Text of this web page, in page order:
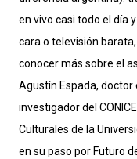
en vivo casi todo el día
cara o televisión
conocer más sobre el
Agustín Espada, doctor
investigador del
Culturales de la
en su paso por Futuro